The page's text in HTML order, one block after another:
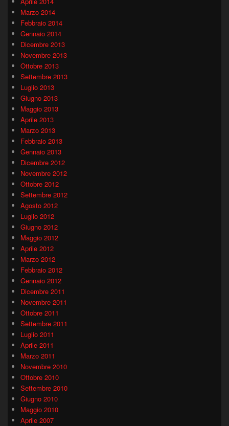
Marzo 2014
Febbraio 2014
Gennaio 2014
Dicembre 2013
Novembre 2013
Ottobre 2013
Settembre 2013
Luglio 2013
Giugno 2013
Maggio 2013
Aprile 2013
Marzo 2013
Febbraio 2013
Gennaio 2013
Dicembre 2012
Novembre 2012
Ottobre 2012
Settembre 2012
Agosto 2012
Luglio 2012
Giugno 2012
Maggio 2012
Aprile 2012
Marzo 2012
Febbraio 2012
Gennaio 2012
Dicembre 2011
Novembre 2011
Ottobre 2011
Settembre 2011
Luglio 2011
Aprile 2011
Marzo 2011
Novembre 2010
Ottobre 2010
Settembre 2010
Giugno 2010
Maggio 2010
Aprile 2007